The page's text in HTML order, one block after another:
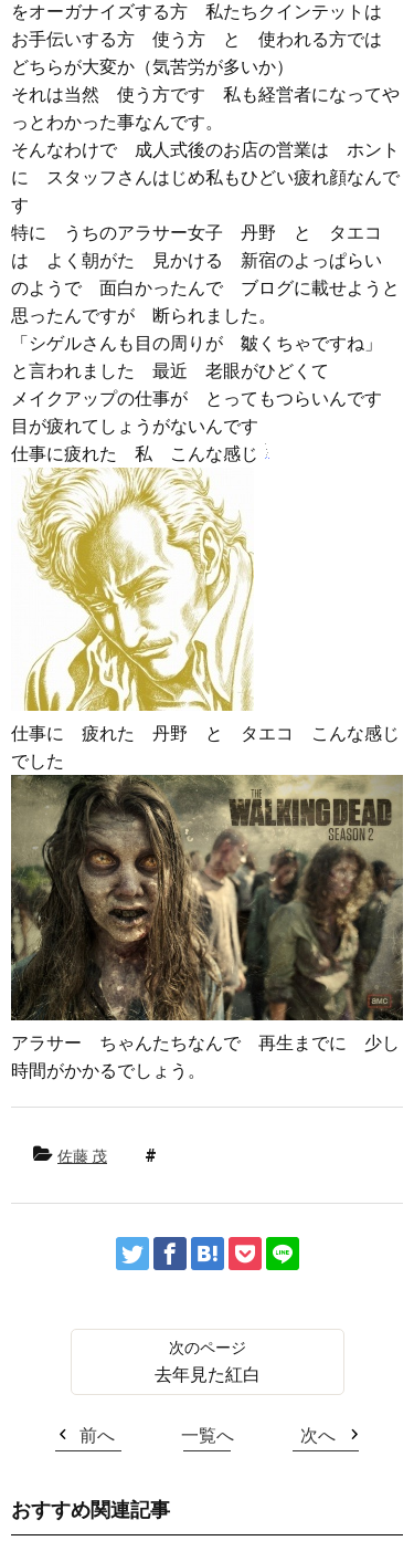
をオーガナイズする方 私たちクインテットは
お手伝いする方 使う方 と 使われる方では
どちらが大変か（気苦労が多いか）
それは当然 使う方です 私も経営者になってや
っとわかった事なんです。
そんなわけで 成人式後のお店の営業は ホント
に スタッフさんはじめ私もひどい疲れ顔なんで
す
特に うちのアラサー女子 丹野 と タエコ
は よく朝がた 見かける 新宿のよっぱらい
のようで 面白かったんで ブログに載せようと
思ったんですが 断られました。
「シゲルさんも目の周りが 皺くちゃですね」
と言われました 最近 老眼がひどくて
メイクアップの仕事が とってもつらいんです
目が疲れてしょうがないんです
仕事に疲れた 私 こんな感じ
仕事に 疲れた 丹野 と タエコ こんな感じ
でした
アラサー ちゃんたちなんで 再生までに 少し
時間がかかるでしょう。
佐藤 茂
去年見た紅白
前へ 一覧へ 次へ
おすすめ関連記事